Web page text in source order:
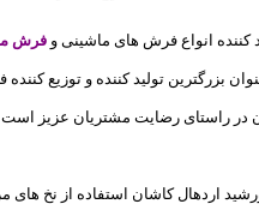
انواع فرش های ماشینی و فرش ماشینی
بزرگترین تولید کننده و توزيع
راستای رضایت مشتریان عزیز است .
اردهال کاشان استفاده از نخ های